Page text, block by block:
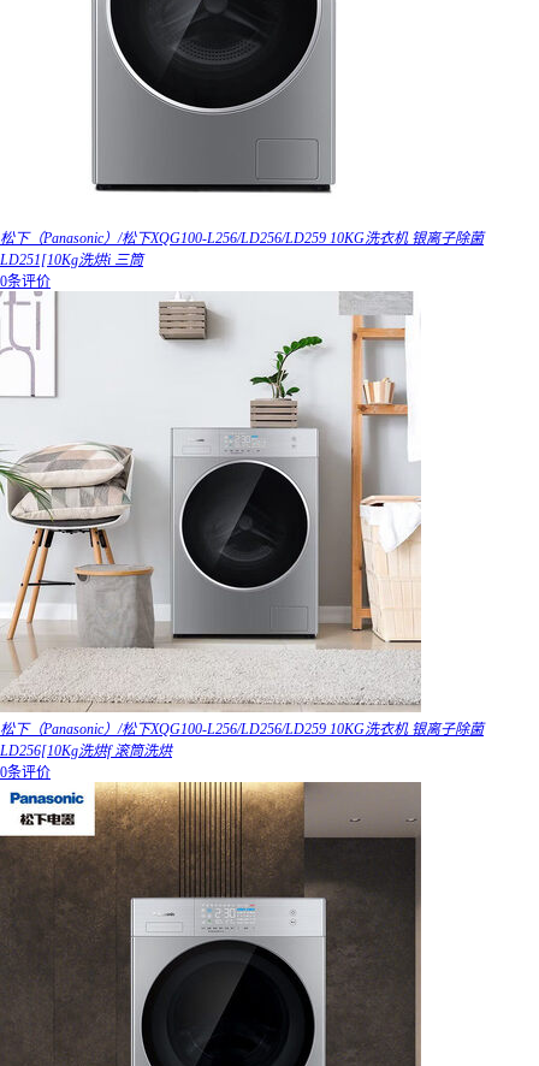
松下（Panasonic）/松下XQG100-L256/LD256/LD259 10KG洗衣机 银离子除菌
LD251[10Kg洗烘i 三筒
0条评价
松下（Panasonic）/松下XQG100-L256/LD256/LD259 10KG洗衣机 银离子除菌
LD256[10Kg洗烘f 滚筒洗烘
0条评价